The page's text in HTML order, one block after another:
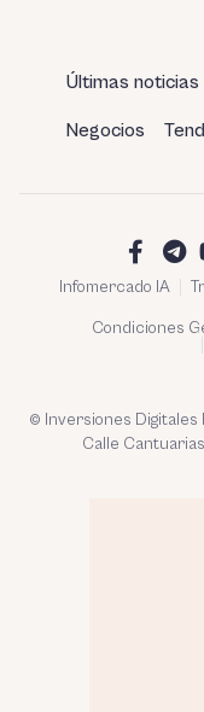
Últimas noticias
Negocios
Infomercado IA
Condiciones
© Inversiones Digitales
Calle